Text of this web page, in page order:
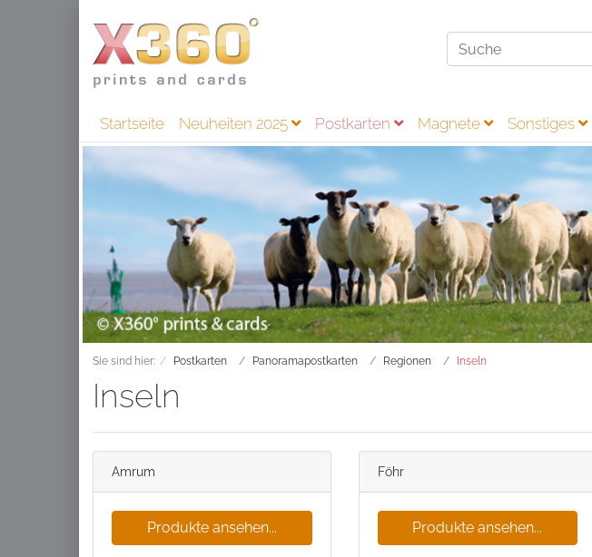
Startseite Neuheiten 2025 Postkarten Magnete Sonstiges
Sie sind hier: Postkarten Panoramapostkarten Regionen Inseln
Inseln
Amrum
Produkte ansehen...
Föhr
Produkte ansehen...